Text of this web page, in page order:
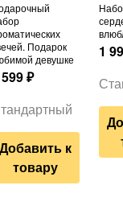
Подарок
девушке
₽
Добавить к
товару
Набор шаров из 3
1